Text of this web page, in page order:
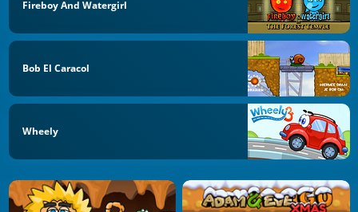
Fireboy And Watergirl
Bob El Caracol
Wheely